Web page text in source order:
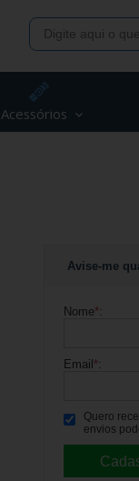
Acessórios
Avise-me
Nome*:
Email *:
Quero
envios